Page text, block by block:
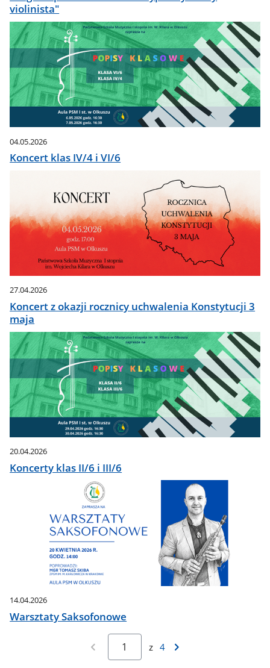
violinista"
04.05.2026
Koncert klas IV/4 i VI/6
27.04.2026
Koncert z okazji rocznicy uchwalenia Konstytucji 3
maja
20.04.2026
Koncerty klas II/6 i III/6
14.04.2026
Warsztaty Saksofonowe
z 4